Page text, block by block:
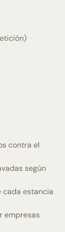
contra el
según
estancia
empresas